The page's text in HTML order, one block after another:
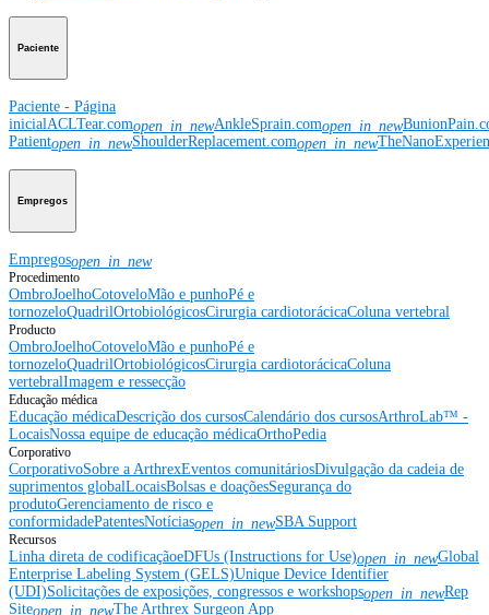
Paciente
Paciente - Página
inicial ACLTear.comopen_in_newAnkleSprain.comopen_in_new
Patientopen_in_newShoulderReplacement.comopen_in_new
Empregos
Empregosopen_in_new
Procedimento
OmbroJoelhoCotoveloMão e punhoPé e
tornozeloQuadrilOrtobiológicosCirurgia cardiotorácicaColuna vertebral
Producto
OmbroJoelhoCotoveloMão e punhoPé e
tornozeloQuadrilOrtobiológicosCirurgia cardiotorácicaColuna
vertebralImagem e ressecção
Educação médica
Educação médicaDescrição dos cursosCalendário dos cursosArthroLab™ -
LocaisNossa equipe de educação médicaOrthoPedia
Corporativo
CorporativoSobre a ArthrexEventos comunitáriosDivulgação da cadeia de
suprimentos globalLocaisBolsas e doaçõesSegurança do
produtoGerenciamento de risco e
conformidadePatentesNotíciasopen_in_newSBA Support
Recursos
Linha direta de codificaçãoeDFUs (Instructions for Use)open_in_newGlobal
Enterprise Labeling System (GELS)Unique Device Identifier
(UDI)Solicitações de exposições, congressos e workshopsopen_in_newRep
Siteopen_in_newThe Arthrex Surgeon App